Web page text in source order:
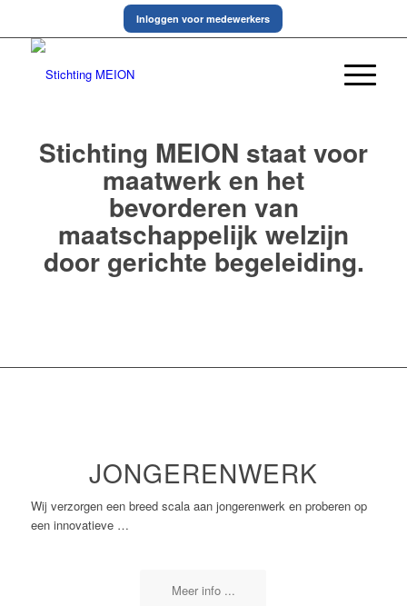
Inloggen voor medewerkers
Stichting MEION staat voor
maatwerk en het
bevorderen van
maatschappelijk welzijn
door gerichte begeleiding.
JONGERENWERK
Wij verzorgen een breed scala aan jongerenwerk en proberen op
een innovatieve …
Meer info ...